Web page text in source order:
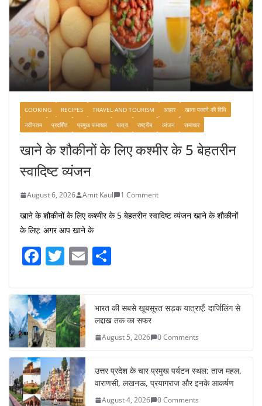
COOKING RECIPES TRAVEL AND TOURISM आहार
खाना पकाने की विधि
नवीनतम
प्रदर्शित प्रमुख समाचार यात्रा राष्ट्रीय व्यंजन समाचार
खाने के शौकीनों के लिए कश्मीर के 5 बेहतरीन
स्वादिष्ट व्यंजन
August 6, 2026 Amit Kaul 1 Comment
खाने के शौकीनों के लिए कश्मीर के 5 बेहतरीन स्वादिष्ट व्यंजन खाने के शौकीनों
के लिए: अगर आप खाने के
F
c
e
b
o
o
k
T
itt
er
E
e
भारत की सबसे खूबसूरत सड़क यात्राएँ: दार्जिलिंग से
लद्दाख तक का सफर
August 5, 2026 0 Comments
उत्तर प्रदेश के चार प्रमुख पर्यटन स्थल: ताज महल,
वाराणसी, लखनऊ, प्रयागराज और इनके आकर्षण
August 4, 2026 0 Comments